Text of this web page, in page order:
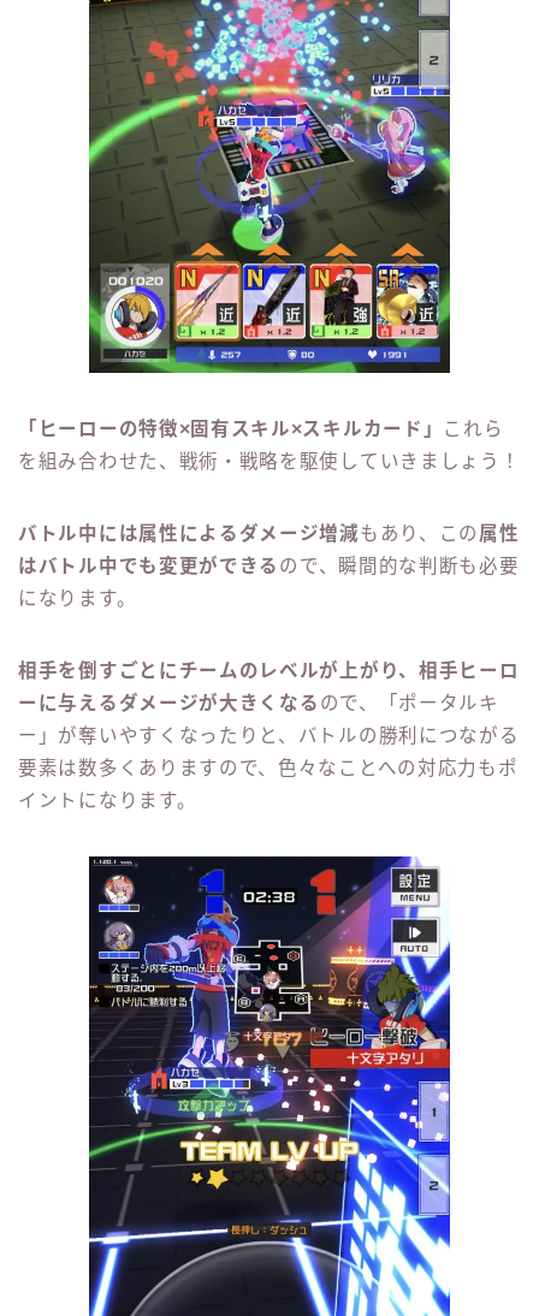
「ヒーローの特徴×固有スキル×スキルカード」 これら
を組み合わせた、戦術・戦略を駆使していきましょう！
バトル中には属性によるダメージ増減もあり、この 属性
はバトル中でも変更ができる ので、瞬間的な判断も必要
になります。
相手を倒すごとにチームのレベルが上がり、相手ヒーロ
ーに与えるダメージが大きくなる ので、「ポータルキ
ー」が奪いやすくなったりと、バトルの勝利につながる
要素は数多くありますので、色々なことへの対応力もポ
イントになります。